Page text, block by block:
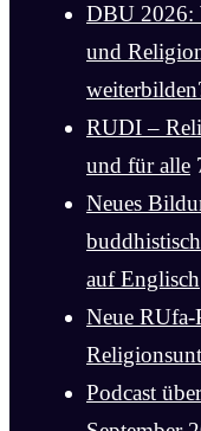
DBU 2026:
und
RUDI –
und für alle
Neues
auf Englisch
Neue
Podcast